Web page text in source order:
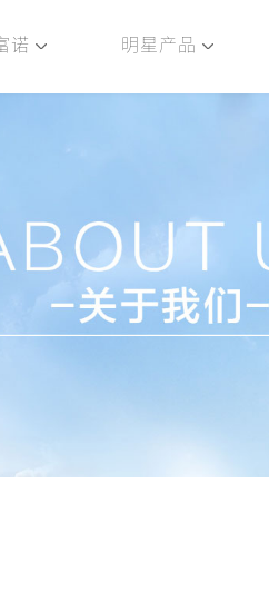
诺 明星产品